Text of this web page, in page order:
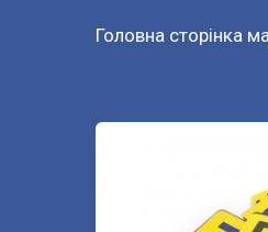
Головна сторінка